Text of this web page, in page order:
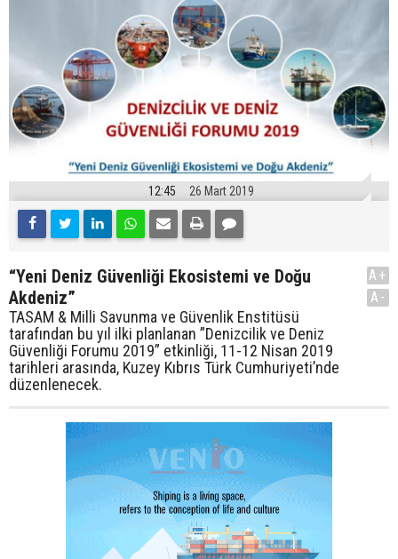
12:45 26 Mart 2019
“Yeni Deniz Güvenliği Ekosistemi ve Doğu
Akdeniz”
TASAM & Milli Savunma ve Güvenlik Enstitüsü
tarafından bu yıl ilki planlanan ”Denizcilik ve Deniz
Güvenliği Forumu 2019” etkinliği, 11-12 Nisan 2019
tarihleri arasında, Kuzey Kıbrıs Türk Cumhuriyeti’nde
düzenlenecek.
A+
A-